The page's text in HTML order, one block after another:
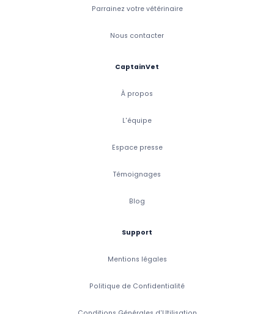
Parrainez votre vétérinaire
Nous contacter
CaptainVet
À propos
L'équipe
Espace presse
Témoignages
Blog
Support
Mentions légales
Politique de Confidentialité